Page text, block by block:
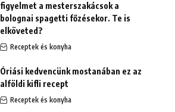
figyelmet a mesterszakácsok a
bolognai spagetti főzésekor. Te is
elköveted?
Receptek és konyha
Óriási kedvencünk mostanában ez az
alföldi kifli recept
Receptek és konyha